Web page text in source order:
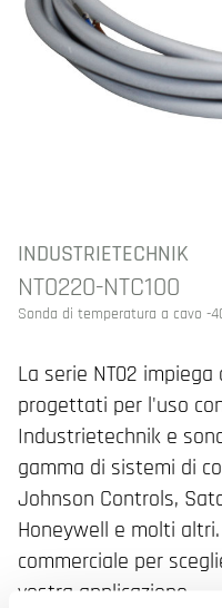
INDUSTRIETECHNIK
NT0220-NTC100
Sonda di temperatura a cavo -
La serie NT02
progettati per l'uso
Industrietechnik e
gamma di sistemi di
Johnson Controls,
Honeywell e molti
commerciale per
vostra applicazione.